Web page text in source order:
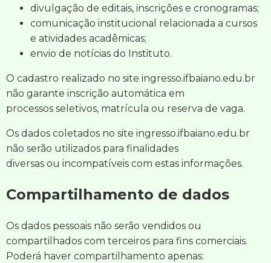
divulgação de editais, inscrições e cronogramas;
comunicação institucional relacionada a cursos
e atividades acadêmicas;
envio de notícias do Instituto.
O cadastro realizado no site ingresso.ifbaiano.edu.br
não garante inscrição automática em
processos seletivos, matrícula ou reserva de vaga.
Os dados coletados no site ingresso.ifbaiano.edu.br
não serão utilizados para finalidades
diversas ou incompatíveis com estas informações.
Compartilhamento de dados
Os dados pessoais não serão vendidos ou
compartilhados com terceiros para fins comerciais.
Poderá haver compartilhamento apenas: